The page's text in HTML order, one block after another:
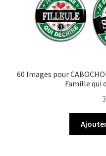
60 Images pour
Famille qui